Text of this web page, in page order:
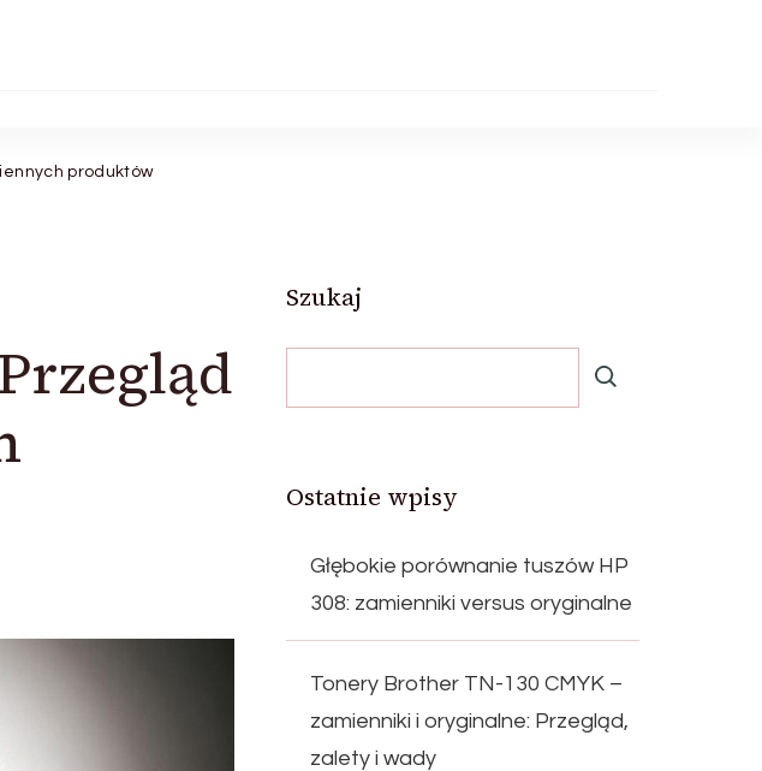
produktów
Szukaj
Ostatnie wpisy
Głębokie porównanie tuszów HP
308: zamienniki versus oryginalne
Tonery Brother TN-130 CMYK –
zamienniki i oryginalne: Przegląd,
zalety i wady